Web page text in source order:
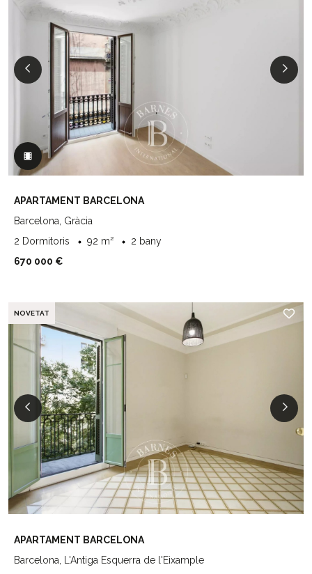
APARTAMENT BARCELONA
Barcelona, Gràcia
2 Dormitoris
92 m²
2 bany
670 000 €
NOVETAT
APARTAMENT BARCELONA
Barcelona, L'Antiga Esquerra de l'Eixample